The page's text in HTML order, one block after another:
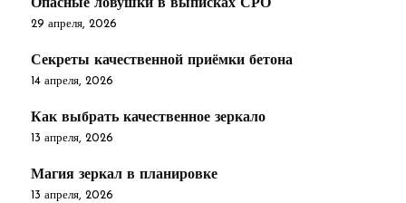
Опасные ловушки в выписках СРО
29 апреля, 2026
Секреты качественной приёмки бетона
14 апреля, 2026
Как выбрать качественное зеркало
13 апреля, 2026
Магия зеркал в планировке
13 апреля, 2026